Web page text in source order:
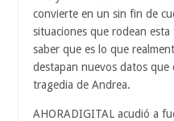
convierte en un sin fin de
situaciones que rodean
saber que es lo que
destapan nuevos datos que
tragedia de Andrea.
AHORADIGITAL acudió a